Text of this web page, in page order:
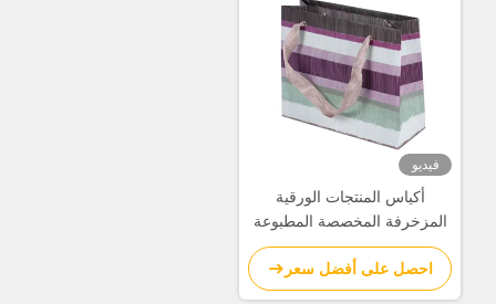
فيديو
أكياس المنتجات الورقية
المزخرفة المخصصة المطبوعة
أكياس الورق المخططة
احصل على أفضل سعر